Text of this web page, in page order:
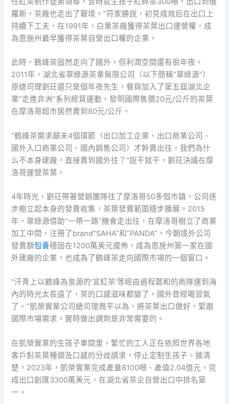
羅斯，茶廠也走出了窘境。”符家勝說，初見成效后在出口上
持續下工夫，在1991年，白果茶廠獲得茶葉出口運營權，成
為恩施州最早獲得茶葉自營出口權的企業。
此時，鶴峰茶固然走向了國外，但利潤空間還有很年夜。
2011年，湖北省翠綠源茶業無限公司（以下簡稱“翠綠源”）
原總司理劉玨還只是個年夜先生，餐與加入了第五屆湖北企
業“走進非洲”系列經貿運動，發明國際售價20元/公斤的茶葉
在摩洛哥超市居然賣到80元/公斤。
“鶴峰茶需求顛末4個環節（出口加工企業、出口商業公司、
國外入口商業公司、國內銷售公司）才幹賣出往，我們為什
么不本身建廠，直接賣到國外往？”說干就干，劉玨決議在摩
洛哥運營茶葉。
4年時光，劉玨帶著營銷團隊往了摩洛哥50多個市鎮，公司逐
步樹立起本身的發賣收集，茶葉發賣範圍穩步擴展。2015
年，翠綠源借助“一帶一路”機會走出往，在摩洛哥樹立了商業
加工中間，注冊了brand“SAHA”和“PANDA”，今朝境外公司
發賣額包養穩固在1200萬美元擺佈，成為恩施州第一家在國
外建廠的企業，也成為了鶴峰茶走向國際市場的一個窗口。
“汗青上以鶴峰為泉源的‘宜紅茶’等經由過程鄭和的商隊運到海
內的時光太長遠了，茶的口感滋味都變了，國外曾經喝習氣
了。”凱榮實業公司總司理周平以為，將茶葉出口做好，緊跟
國際市場需求，實時做出調劑是非常需要的。
在凱榮實業的生孩子車間里，繁忙的工人正在依照世界各地
客戶對茶葉種類及口感的分歧請求，停止定制生孩子。據清
楚，2023年，凱榮實業完成產量8100噸、產值2.04億元，完
成出口創匯3300萬美元，在湖北省茶企自營出口中排名第
一。